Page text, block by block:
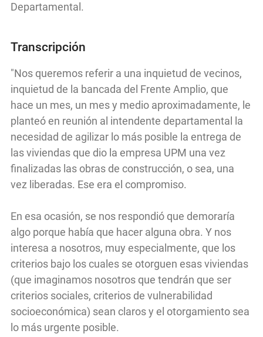
Departamental.
Transcripción
"Nos queremos referir a una inquietud de vecinos,
inquietud de la bancada del Frente Amplio, que
hace un mes, un mes y medio aproximadamente, le
planteó en reunión al intendente departamental la
necesidad de agilizar lo más posible la entrega de
las viviendas que dio la empresa UPM una vez
finalizadas las obras de construcción, o sea, una
vez liberadas. Ese era el compromiso.
En esa ocasión, se nos respondió que demoraría
algo porque había que hacer alguna obra. Y nos
interesa a nosotros, muy especialmente, que los
criterios bajo los cuales se otorguen esas viviendas
(que imaginamos nosotros que tendrán que ser
criterios sociales, criterios de vulnerabilidad
socioeconómica) sean claros y el otorgamiento sea
lo más urgente posible.